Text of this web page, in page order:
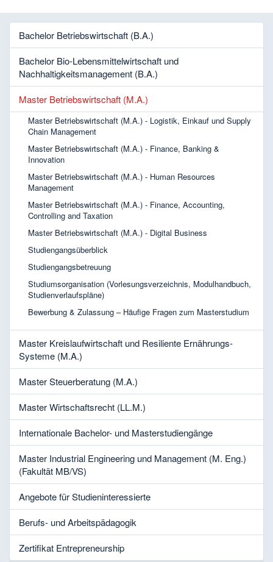
Bachelor Betriebswirtschaft (B.A.)
Bachelor Bio-Lebensmittelwirtschaft und
Nachhaltigkeitsmanagement (B.A.)
Master Betriebswirtschaft (M.A.)
Master Betriebswirtschaft (M.A.) - Logistik, Einkauf und Supply
Chain Management
Master Betriebswirtschaft (M.A.) - Finance, Banking &
Innovation
Master Betriebswirtschaft (M.A.) - Human Resources
Management
Master Betriebswirtschaft (M.A.) - Finance, Accounting,
Controlling and Taxation
Master Betriebswirtschaft (M.A.) - Digital Business
Studiengangsüberblick
Studiengangsbetreuung
Studiumsorganisation (Vorlesungsverzeichnis, Modulhandbuch,
Studienverlaufspläne)
Bewerbung & Zulassung – Häufige Fragen zum Masterstudium
Master Kreislaufwirtschaft und Resiliente Ernährungs-
Systeme (M.A.)
Master Steuerberatung (M.A.)
Master Wirtschaftsrecht (LL.M.)
Internationale Bachelor- und Masterstudiengänge
Master Industrial Engineering und Management (M. Eng.)
(Fakultät MB/VS)
Angebote für Studieninteressierte
Berufs- und Arbeitspädagogik
Zertifikat Entrepreneurship